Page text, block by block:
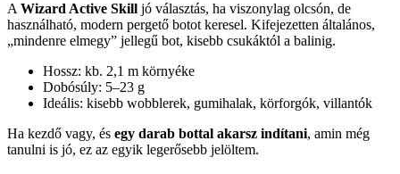
AWizard Active Skill jó választás, ha viszonylag olcsón, de
használható, modern pergető botot keresel. Kifejezetten általános,
„mindenre elmegy” jellegű bot, kisebb csukáktól a balinig.
Hossz: kb. 2,1 m környéke
Dobósúly: 5–23 g
Ideális: kisebb wobblerek, gumihalak, körforgók, villantók
Ha kezdő vagy, és egy darab bottal akarsz indítani, amin még
tanulni is jó, ez az egyik legerősebb jelöltem.